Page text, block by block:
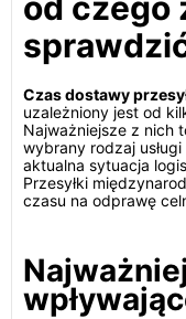
Czas dostawy
uzależniony jest od
Najważniejsze z nich
wybrany rodzaj
aktualna sytuacja
Przesyłki
czasu na odprawę